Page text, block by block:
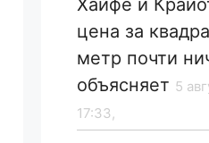
Хайфе и
цена за
метр почти
объясняет 5
17:33,